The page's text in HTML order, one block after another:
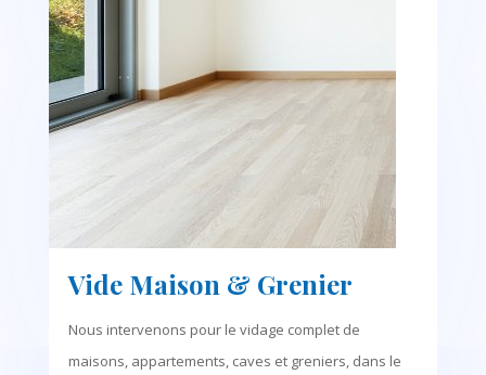
Vide Maison & Grenier
Nous intervenons pour le vidage complet de
maisons, appartements, caves et greniers, dans le